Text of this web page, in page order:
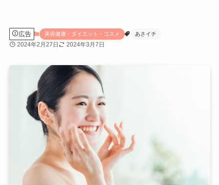
広告 美容健康・ダイエット・コスメ あさイチ
2024年2月27日 2024年3月7日